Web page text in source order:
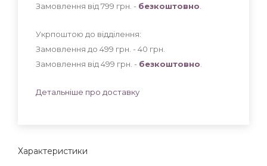
Характеристики
Замовлення від 799 грн. - безкоштовно
Укрпоштою до відділення:
Замовлення до 499 грн. - 40 грн
Замовлення від 499 грн. - безкоштовно
Детальніше про доставку